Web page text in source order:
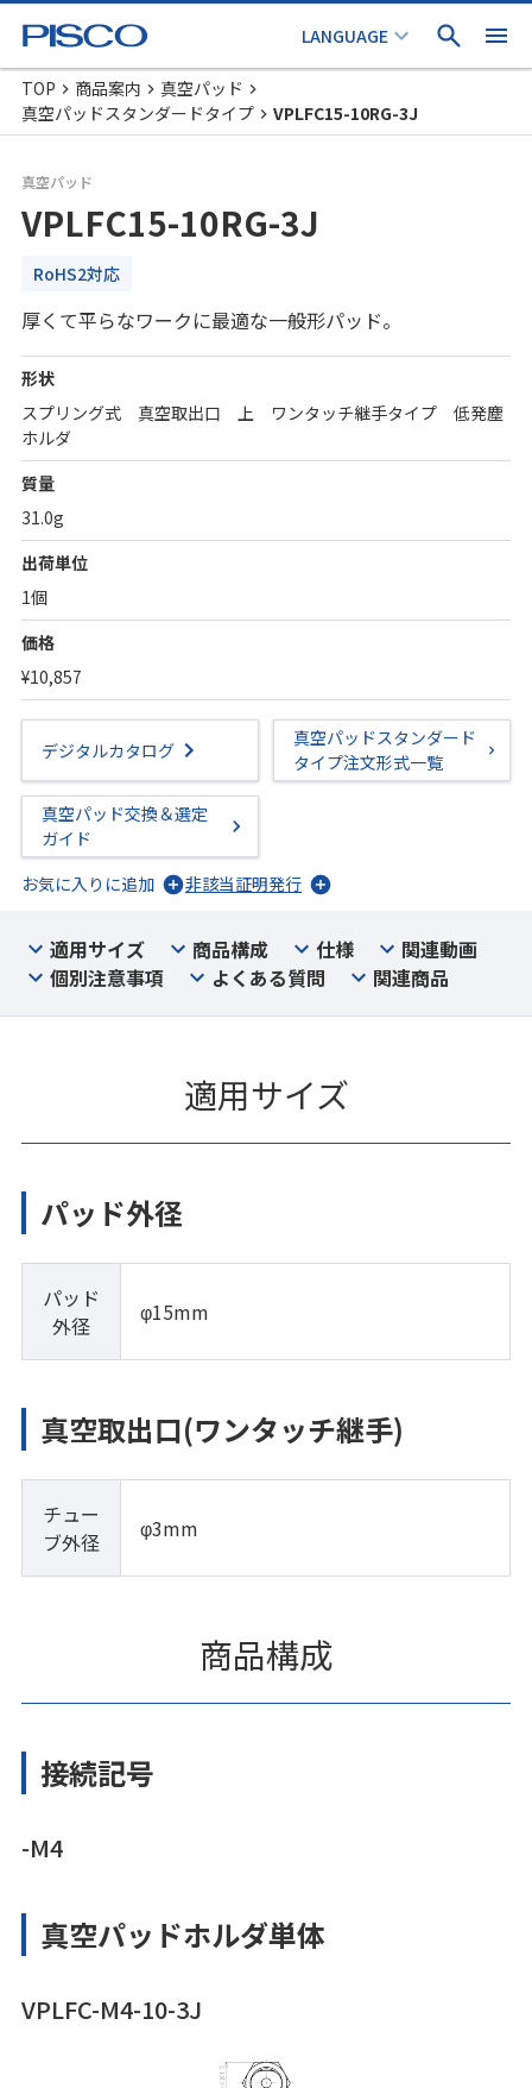
TOP 商品案内
真空パッド
真空パッドスタンダードタイプ
VPLFC15-10RG-3J
真空パッド
VPLFC15-10RG-3J
RoHS2対応
厚くて平らなワークに最適な一般形パッド。
形状
スプリング式 真空取出口 上 ワンタッチ継手タイプ 低発塵
ホルダ
質量
31.0g
出荷単位
1個
価格
¥10,857
デジタルカタログ
真空パッドスタンダード
タイプ注文形式一覧
真空パッド交換＆選定
ガイド
お気に入りに追加
非該当証明発行
適用サイズ 商品構成 仕様
関連動画
個別注意事項
よくある質問 関連商品
適用サイズ
パッド外径
パッド
外径
φ15mm
真空取出口(ワンタッチ継手)
チュー
ブ外径
φ3mm
商品構成
接続記号
-M4
真空パッドホルダ単体
VPLFC-M4-10-3J